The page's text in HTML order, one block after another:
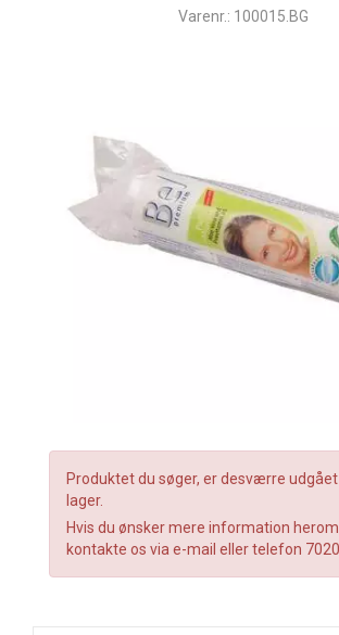
Varenr.: 100015.BG
Produktet du søger, er desværre
lager.
Hvis du ønsker mere information
kontakte os via e-mail eller telefon